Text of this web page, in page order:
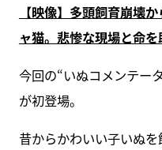
【映像】多頭飼育崩壊
ャ猫。悲惨な現場と命
今回の“いぬコメンテー
が初登場。
昔からかわいい子いぬ